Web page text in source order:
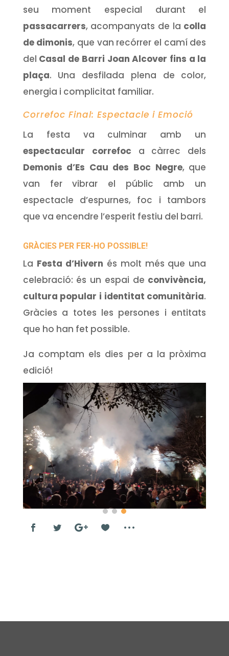
seu moment especial durant el
passacarrers, acompanyats de la colla
de dimonis, que van recórrer el camí des
del Casal de Barri Joan Alcover fins a la
plaça. Una desfilada plena de color,
energia i complicitat familiar.
Correfoc Final: Espectacle i Emoció
La festa va culminar amb un
espectacular correfoc a càrrec dels
Demonis d’Es Cau des Boc Negre, que
van fer vibrar el públic amb un
espectacle d’espurnes, foc i tambors
que va encendre l’esperit festiu del barri.
GRÀCIES PER FER-HO POSSIBLE!
La Festa d’Hivern és molt més que una
celebració: és un espai de convivència,
cultura popular i identitat comunitària.
Gràcies a totes les persones i entitats
que ho han fet possible.
Ja comptam els dies per a la pròxima
edició!